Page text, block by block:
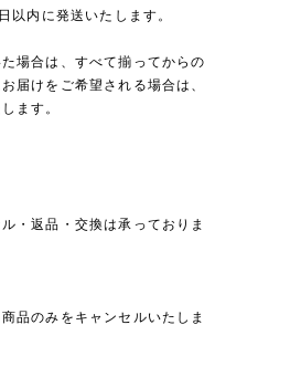
内に発送いたします。
場合は、すべて揃ってからの
届けをご希望される場合は、
ます。
・返品・交換は承っておりま
品のみをキャンセルいたしま